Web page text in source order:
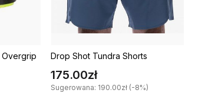
Drop Shot Tundra Shorts
175.00zł
Sugerowana: 190.00zł (-8%)